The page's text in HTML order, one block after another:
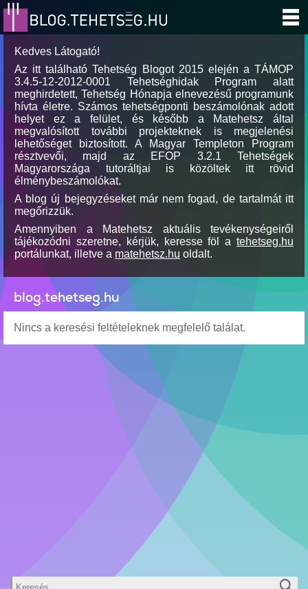
Kedves Látogató!
Az itt található Tehetség Blogot 2015 elején a TÁMOP
3.4.5-12-2012-0001 Tehetséghidak Program alatt
meghirdetett, Tehetség Hónapja elnevezésű programunk
hívta életre. Számos tehetségponti beszámolónak adott
helyet ez a felület, és később a Matehetsz által
megvalósított további projekteknek is megjelenési
lehetőséget biztosított. A Magyar Templeton Program
résztvevői, majd az EFOP 3.2.1 Tehetségek
Magyarországa tutoráltjai is közöltek itt rövid
élménybeszámolókat.
A blog új bejegyzéseket már nem fogad, de tartalmát itt
megőrizzük.
Amennyiben a Matehetsz aktuális tevékenységeiről
tájékozódni szeretne, kérjük, keresse föl a tehetseg.hu
portálunkat, illetve a matehetsz.hu oldalt.
blog.tehetseg.hu
Nincs a keresési feltételeknek megfelelő találat.
Keresés